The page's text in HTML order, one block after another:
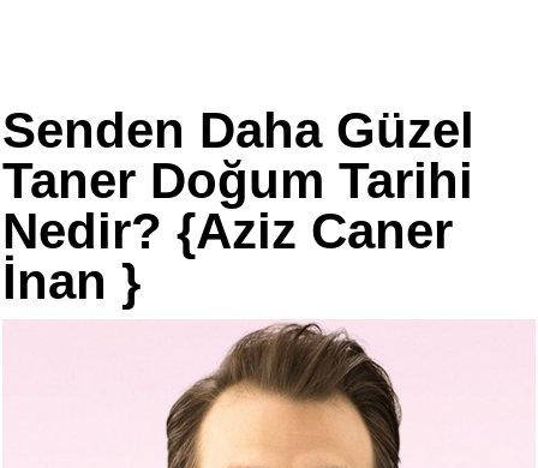
Senden Daha Güzel
Taner Doğum Tarihi
Nedir? {Aziz Caner
İnan }